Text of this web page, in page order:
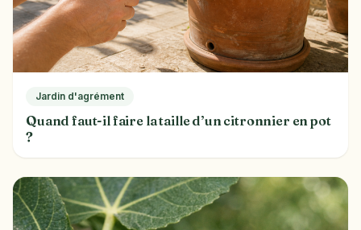
Jardin d'agrément
Quand faut-il faire la taille d’un citronnier en pot
?